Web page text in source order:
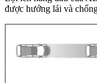
được hướng lái và